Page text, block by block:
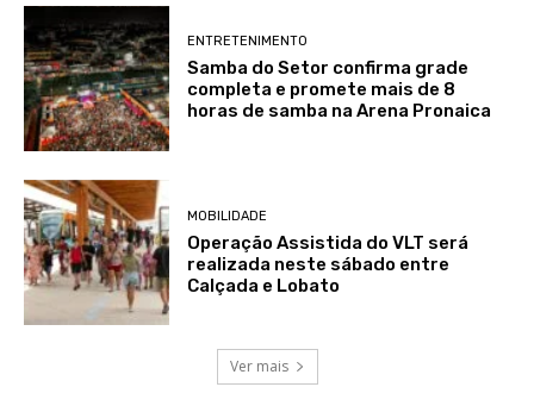
ENTRETENIMENTO
Samba do Setor confirma grade
completa e promete mais de 8
horas de samba na Arena Pronaica
MOBILIDADE
Operação Assistida do VLT será
realizada neste sábado entre
Calçada e Lobato
Ver mais